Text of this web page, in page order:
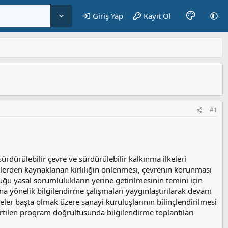
Giriş Yap Kayıt Ol
#1
çevre ve sürdürülebilir kalkınma ilkeleri
kaynaklanan kirliliğin önlenmesi, çevrenin korunması
yasal sorumlulukların yerine getirilmesinin temini için
yönelik bilgilendirme çalışmaları yaygınlaştırılarak devam
başta olmak üzere sanayi kuruluşlarının bilinçlendirilmesi
program doğrultusunda bilgilendirme toplantıları